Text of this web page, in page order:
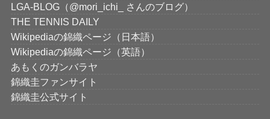
LGA-BLOG（@mori_ichi_ さんのブログ）
THE TENNIS DAILY
Wikipediaの錦織ページ（日本語）
Wikipediaの錦織ページ（英語）
あもくのガンバラヤ
錦織圭ファンサイト
錦織圭公式サイト